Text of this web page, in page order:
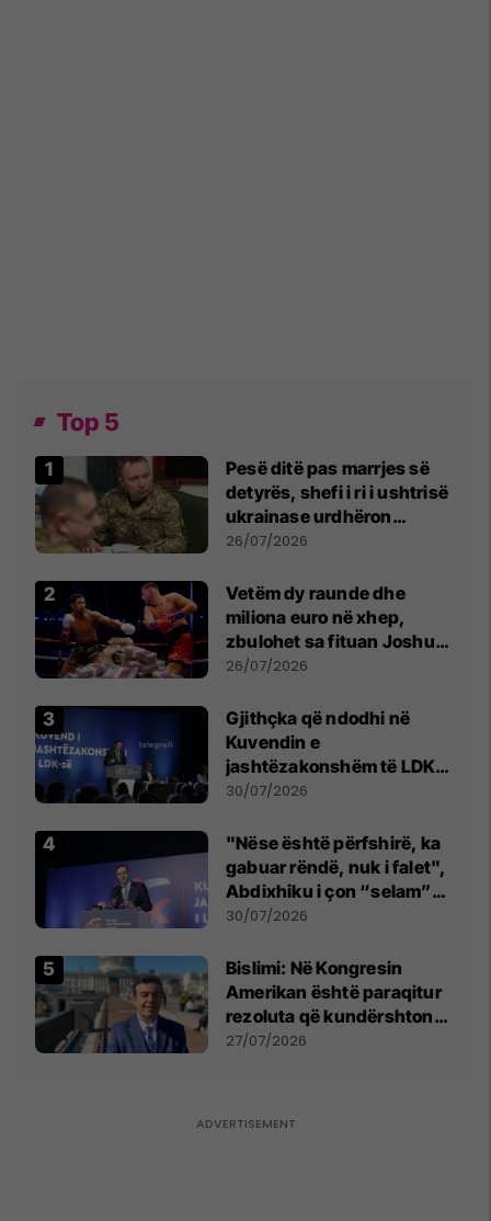
Top 5
Pesë ditë pas marrjes së
detyrës, shefi i ri i ushtrisë
ukrainase urdhëron
kontroll të madh
26/07/2026
Vetëm dy raunde dhe
miliona euro në xhep,
zbulohet sa fituan Joshua
e Prenga
26/07/2026
Gjithçka që ndodhi në
Kuvendin e
jashtëzakonshëm të LDK-
së
30/07/2026
"Nëse është përfshirë, ka
gabuar rëndë, nuk i falet",
Abdixhiku i çon “selam”
Përparim Ramës
30/07/2026
Bislimi: Në Kongresin
Amerikan është paraqitur
rezoluta që kundërshton
mbajtjen e Asamblesë
27/07/2026